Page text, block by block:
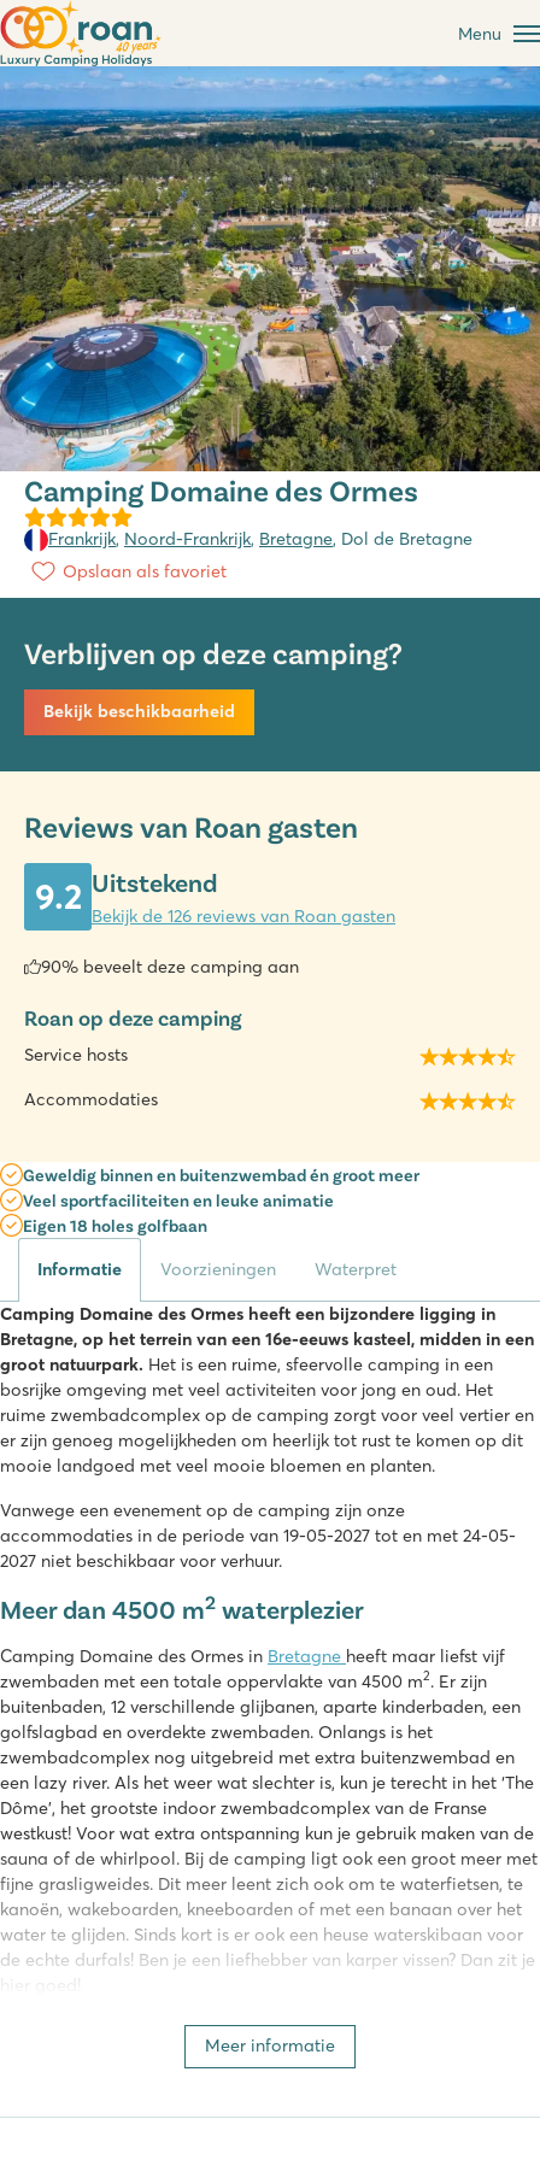
Menu
Camping Domaine des Ormes
Frankrijk, Noord-Frankrijk, Bretagne, Dol de Bretagne
Opslaan als favoriet
Verblijven op deze camping?
Bekijk beschikbaarheid
Reviews van Roan gasten
9.2 Uitstekend
Bekijk de 126 reviews van Roan gasten
90% beveelt deze camping aan
Roan op deze camping
Service hosts
Accommodaties
Geweldig binnen en buitenzwembad én groot meer
Veel sportfaciliteiten en leuke animatie
Eigen 18 holes golfbaan
Informatie Voorzieningen Waterpret
Camping Domaine des Ormes heeft een bijzondere ligging in
Bretagne, op het terrein van een 16e-eeuws kasteel, midden in een
groot natuurpark. Het is een ruime, sfeervolle camping in een
bosrijke omgeving met veel activiteiten voor jong en oud. Het
ruime zwembadcomplex op de camping zorgt voor veel vertier en
er zijn genoeg mogelijkheden om heerlijk tot rust te komen op dit
mooie landgoed met veel mooie bloemen en planten.
Vanwege een evenement op de camping zijn onze
accommodaties in de periode van 19-05-2027 tot en met 24-05-
2027 niet beschikbaar voor verhuur.
Meer dan 4500 m2 waterplezier
Camping Domaine des Ormes in Bretagne heeft maar liefst vijf
zwembaden met een totale oppervlakte van 4500 m2. Er zijn
buitenbaden, 12 verschillende glijbanen, aparte kinderbaden, een
golfslagbad en overdekte zwembaden. Onlangs is het
zwembadcomplex nog uitgebreid met extra buitenzwembad en
een lazy river. Als het weer wat slechter is, kun je terecht in het ‘The
Dôme’, het grootste indoor zwembadcomplex van de Franse
westkust! Voor wat extra ontspanning kun je gebruik maken van de
sauna of de whirlpool. Bij de camping ligt ook een groot meer met
fijne grasligweides. Dit meer leent zich ook om te waterfietsen, te
kanoën, wakeboarden, kneeboarden of met een banaan over het
water te glijden. Sinds kort is er ook een heuse waterskibaan voor
de echte durfals! Ben je een liefhebber van karper vissen? Dan zit je
hier goed!
Van golfen tot gamenMeer informatie